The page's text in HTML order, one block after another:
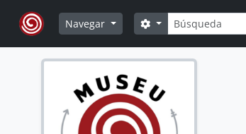
Skip to main content
Navegar
Búsqueda
Search options